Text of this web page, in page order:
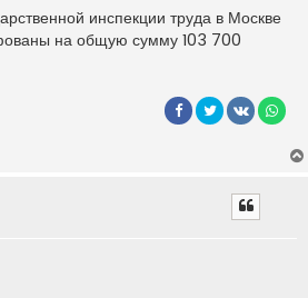
инспекции труда в Москве
на общую сумму 103 700